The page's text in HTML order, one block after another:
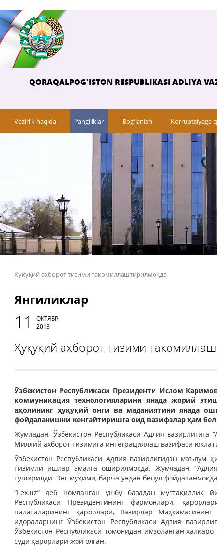
QORAQALPOG'ISTON RESPUBLIKASI ADLIYA
Vazirlik haqida Yangiliklar Bog'lanish Korruptsiyaga
Ҳуқуқий ахборот тизими такомиллаштирилмоқда
Янгиликлар
11
ОКТЯБР
2013
Ҳуқуқий ахборот тизими
Ўзбекистон Республикаси Президенти Ислом
коммуникация технологияларини янада жорий
аҳолининг ҳуқуқий онги ва маданиятини янада
фойдаланишни кенгайтиришга оид вазифалар ҳам
Жумладан, Ўзбекистон Республикаси Адлия
Миллий ахборот тизимига интеграциялаш вазифаси
Ўзбекистон Республикаси Адлия вазирлигидан
тизимли ишлар амалга оширилмоқда. Жумладан,
туширилди. Энг муҳими, барча ундан бепул
“Lex.uz” деб номланган ушбу базадан мустақиллик
Республикаси Президентининг фармонлари,
палаталарининг қарорлари, Вазирлар
идораларнинг Ўзбекистон Республикаси Адлия
Ўзбекистон Республикаси томонидан имзоланган
суди қарорлари жой олган.